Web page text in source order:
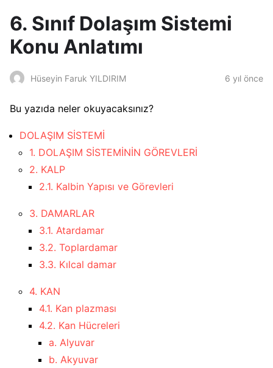
6. Sınıf Dolaşım Sistemi
Konu Anlatımı
Hüseyin Faruk YILDIRIM 6 yıl önce
Bu yazıda neler okuyacaksınız?
DOLAŞIM SİSTEMİ
1. DOLAŞIM SİSTEMİNİN GÖREVLERİ
2. KALP
2.1. Kalbin Yapısı ve Görevleri
3. DAMARLAR
3.1. Atardamar
3.2. Toplardamar
3.3. Kılcal damar
4. KAN
4.1. Kan plazması
4.2. Kan Hücreleri
a. Alyuvar
b. Akyuvar